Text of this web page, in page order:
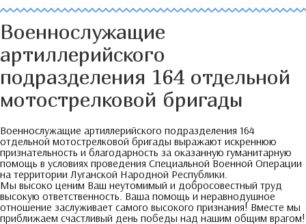
Военнослужащие
артиллерийского
подразделения 164 отдельной
мотострелковой бригады
Военнослужащие артиллерийского подразделения 164
отдельной мотострелковой бригады выражают искреннюю
признательность и благодарность за оказанную гуманитарную
помощь в условиях проведения Специальной Военной Операции
на территории Луганской Народной Республики.
Мы высоко ценим Ваш неутомимый и добросовестный труд
высокую ответственность. Ваша помощь и неравнодушное
отношение заслуживает самого высокого признания! Вместе мы
приближаем счастливый день победы над нашим общим врагом!